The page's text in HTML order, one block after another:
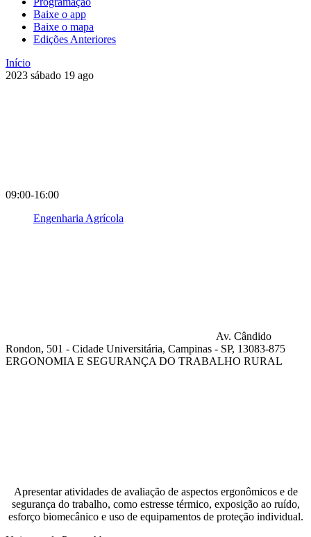
Baixe o app
Baixe o mapa
Edições Anteriores
Início
2023 sábado 19 ago
09:00-16:00
Engenharia Agrícola
Av. Cândido
Rondon, 501 - Cidade Universitária, Campinas - SP, 13083-875
ERGONOMIA E SEGURANÇA DO TRABALHO RURAL
Apresentar atividades de avaliação de aspectos ergonômicos e de
segurança do trabalho, como estresse térmico, exposição ao ruído,
esforço biomecânico e uso de equipamentos de proteção individual.